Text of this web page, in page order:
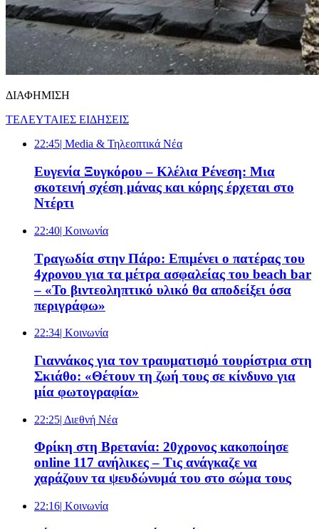
ΔΙΑΦΗΜΙΣΗ
ΤΕΛΕΥΤΑΙΕΣ ΕΙΔΗΣΕΙΣ
22:45| Media & Τηλεοπτικά Νέα
Ευγενία Ξυγκόρου – Κλέλια Ρένεση: Μια
σκοτεινή σχέση μάνας και κόρης έρχεται στο
Ντέρτι
22:40| Κοινωνία
Τραγωδία στην Πάρο: Επιμένει ο πατέρας του
4χρονου για τα μέτρα ασφαλείας του beach bar
– «Το βιντεοληπτικό υλικό θα αποδείξει όσα
περιγράφω»
22:34| Κοινωνία
Γιαννάκος για τον τραυματισμό τουρίστρια στη
Σκιάθο: «Θέτουν τη ζωή τους σε κίνδυνο για
μία φωτογραφία»
22:25| Διεθνή Νέα
Φρίκη στη Βρετανία: 20χρονος κακοποίησε
online 117 ανήλικες – Τις ανάγκαζε να
χαράζουν τα ψευδώνυμά του στο σώμα τους
22:16| Κοινωνία